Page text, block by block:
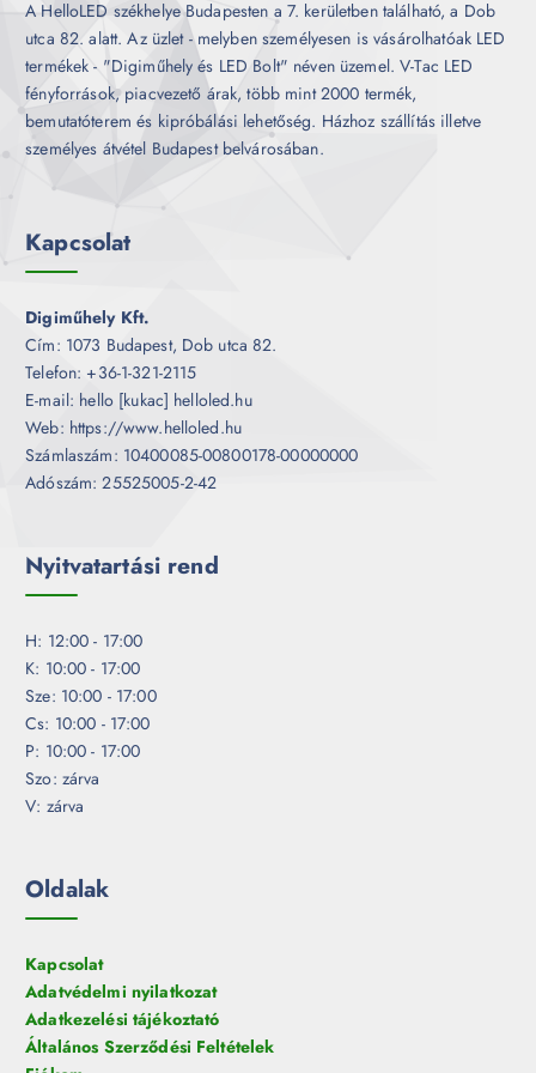
A HelloLED székhelye Budapesten a 7. kerületben található, a Dob
utca 82. alatt. Az üzlet - melyben személyesen is vásárolhatóak LED
termékek - "Digiműhely és LED Bolt" néven üzemel. V-Tac LED
fényforrások, piacvezető árak, több mint 2000 termék,
bemutatóterem és kipróbálási lehetőség. Házhoz szállítás illetve
személyes átvétel Budapest belvárosában.
Kapcsolat
Digiműhely Kft.
Cím: 1073 Budapest, Dob utca 82.
Telefon: +36-1-321-2115
E-mail: hello [kukac] helloled.hu
Web: https://www.helloled.hu
Számlaszám: 10400085-00800178-00000000
Adószám: 25525005-2-42
Nyitvatartási rend
H: 12:00 - 17:00
K: 10:00 - 17:00
Sze: 10:00 - 17:00
Cs: 10:00 - 17:00
P: 10:00 - 17:00
Szo: zárva
V: zárva
Oldalak
Kapcsolat
Adatvédelmi nyilatkozat
Adatkezelési tájékoztató
Általános Szerződési Feltételek